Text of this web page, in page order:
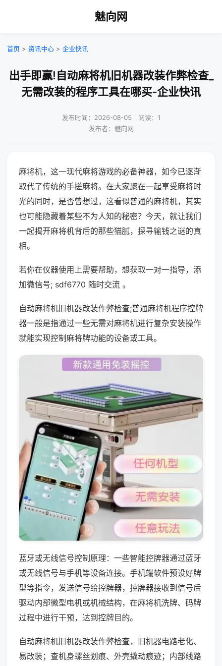
魅向网
首页 > 资讯中心 > 企业快讯
出手即赢!自动麻将机旧机器改装作弊检查_
无需改装的程序工具在哪买-企业快讯
发布时间：2026-08-05｜阅读：1
发布者：魅向网
麻将机，这一现代麻将游戏的必备神器，如今已逐渐
取代了传统的手搓麻将。在大家聚在一起享受麻将时
光的同时，是否曾想过，这看似普通的麻将机，其实
也可能隐藏着某些不为人知的秘密？今天，就让我们
一起揭开麻将机背后的那些猫腻，探寻输钱之谜的真
相。
若你在仪器使用上需要帮助，想获取一对一指导，添
加微信号; sdf6770 随时交流 。
自动麻将机旧机器改装作弊检查;普通麻将机程序控牌
器一般是指通过一些无需对麻将机进行复杂安装操作
就能实现控制麻将牌功能的设备或工具。
蓝牙或无线信号控制原理：一些智能控牌器通过蓝牙
或无线信号与手机等设备连接。手机端软件预设好牌
型等指令，发送信号给控牌器，控牌器接收到信号后
驱动内部微型电机或机械结构，在麻将机洗牌、码牌
过程中进行干预，达到控牌目的。
自动麻将机旧机器改装作弊检查，旧机器电路老化、
易改装；查机身螺丝划痕、外壳撬动痕迹；内部线路